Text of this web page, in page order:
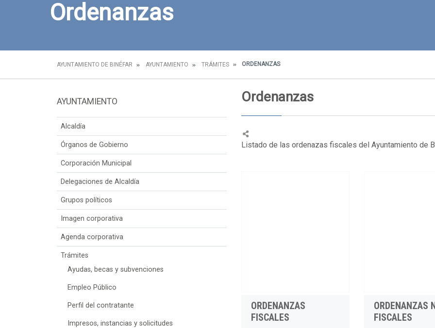
Ordenanzas
AYUNTAMIENTO DE BINÉFAR AYUNTAMIENTO TRÁMITES ORDENANZAS
AYUNTAMIENTO
Alcaldía
Órganos de Gobierno
Corporación Municipal
Delegaciones de Alcaldía
Grupos políticos
Imagen corporativa
Agenda corporativa
Trámites
Ayudas, becas y subvenciones
Empleo Público
Perfil del contratante
Impresos, instancias y solicitudes
Ordenanzas
Listado de las ordenazas fiscales del Ayuntamiento de
ORDENANZAS
FISCALES
ORDENANZAS
FISCALES